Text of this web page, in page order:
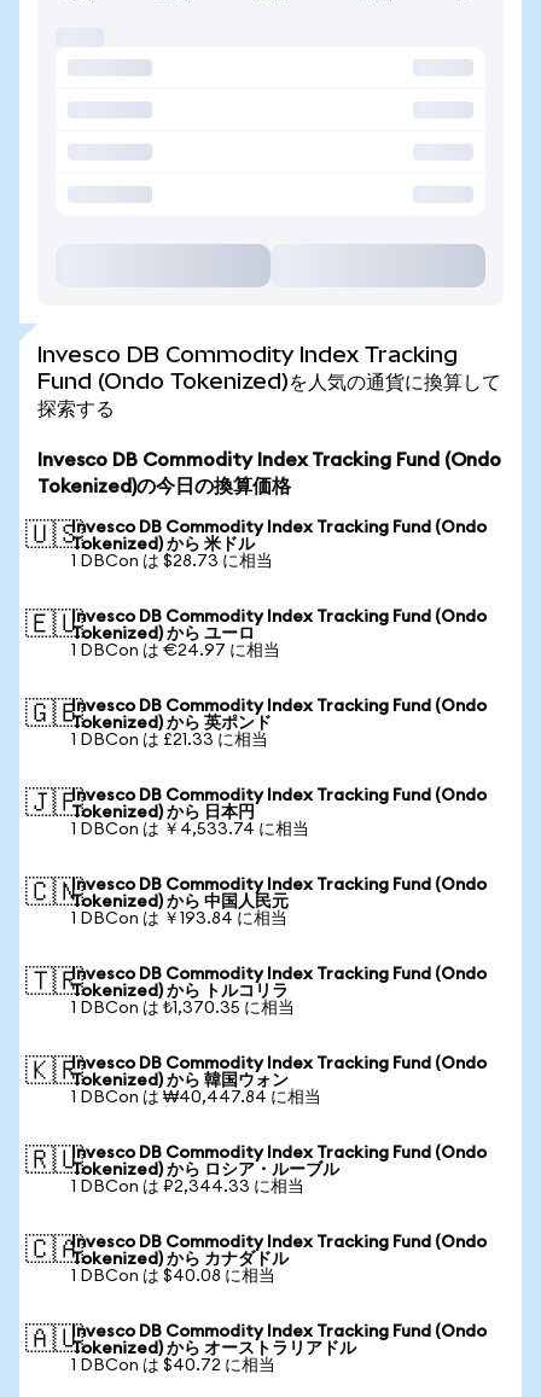
Invesco DB Commodity Index Tracking
Fund (Ondo Tokenized)を人気の通貨に換算して
探索する
Invesco DB Commodity Index Tracking Fund (Ondo
Tokenized)の今日の換算価格
🇺🇸Invesco DB Commodity Index Tracking Fund (Ondo
Tokenized) から 米ドル
1 DBCon は $28.73 に相当
🇪🇺Invesco DB Commodity Index Tracking Fund (Ondo
Tokenized) から ユーロ
1 DBCon は €24.97 に相当
🇬🇧Invesco DB Commodity Index Tracking Fund (Ondo
Tokenized) から 英ポンド
1 DBCon は £21.33 に相当
🇯🇵Invesco DB Commodity Index Tracking Fund (Ondo
Tokenized) から 日本円
1 DBCon は ￥4,533.74 に相当
🇨🇳Invesco DB Commodity Index Tracking Fund (Ondo
Tokenized) から 中国人民元
1 DBCon は ￥193.84 に相当
🇹🇷Invesco DB Commodity Index Tracking Fund (Ondo
Tokenized) から トルコリラ
1 DBCon は ₺1,370.35 に相当
🇰🇷Invesco DB Commodity Index Tracking Fund (Ondo
Tokenized) から 韓国ウォン
1 DBCon は ₩40,447.84 に相当
🇷🇺Invesco DB Commodity Index Tracking Fund (Ondo
Tokenized) から ロシア・ルーブル
1 DBCon は ₽2,344.33 に相当
🇨🇦Invesco DB Commodity Index Tracking Fund (Ondo
Tokenized) から カナダドル
1 DBCon は $40.08 に相当
🇦🇺Invesco DB Commodity Index Tracking Fund (Ondo
Tokenized) から オーストラリアドル
1 DBCon は $40.72 に相当